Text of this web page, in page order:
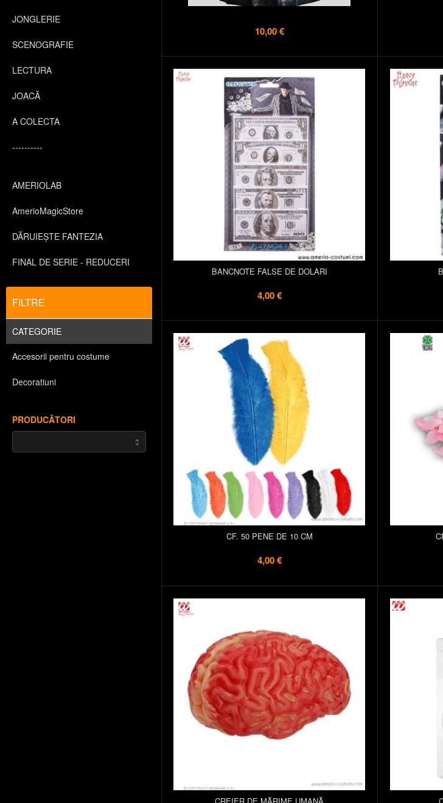
JONGLERIE
SCENOGRAFIE
LECTURA
JOACĂ
A COLECTA
----------
AMERIOLAB
AmerioMagicStore
DĂRUIEȘTE FANTEZIA
FINAL DE SERIE - REDUCERI
FILTRE
CATEGORIE
Accesorii pentru costume
Decoratiuni
PRODUCĂTORI
10,00 €
BANCNOTE FALSE DE DOLARI
4,00 €
CF. 50 PENE DE 10 CM
4,00 €